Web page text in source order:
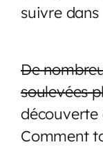
suivre dans
De
soulevées
découverte
Comment